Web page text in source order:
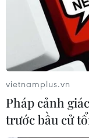
08/08/2026 12:20
59 năm ASEAN:
định hình tương
08/08/2026 10:09
vietnamplus.vn
Pháp cảnh
trước bầu cử